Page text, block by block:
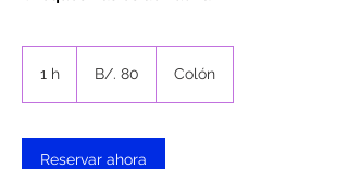
1 h
panameños
B/. 80 Colón
Reservar ahora